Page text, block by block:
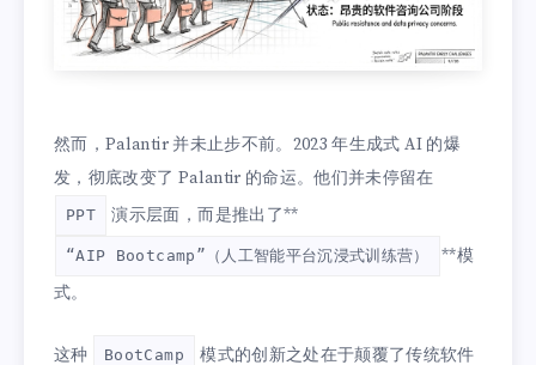
然而，Palantir 并未止步不前。2023 年生成式 AI 的爆
发，彻底改变了 Palantir 的命运。他们并未停留在
PPT 演示层面，而是推出了**
“AIP Bootcamp”（人工智能平台沉浸式训练营）
**模
式。
这种 BootCamp
模式的创新之处在于颠覆了传统软件